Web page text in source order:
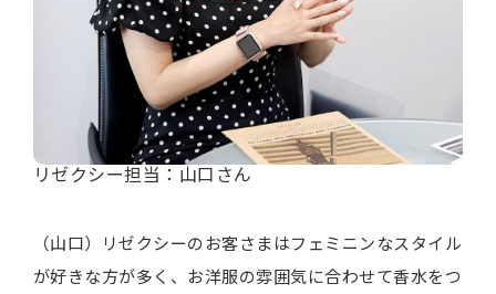
リゼクシー担当：山口さん
（山口）リゼクシーのお客さまはフェミニンなスタイル
が好きな方が多く、お洋服の雰囲気に合わせて香水をつ